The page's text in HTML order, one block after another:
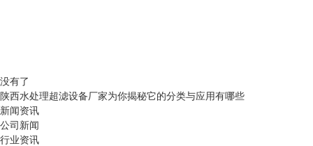
没有了
陕西水处理超滤设备厂家为你揭秘它的分类与应用有哪些
新闻资讯
公司新闻
行业资讯